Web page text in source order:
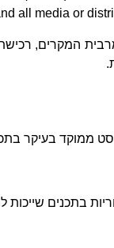
all media or
ממוקד בעיקר
בתכנים